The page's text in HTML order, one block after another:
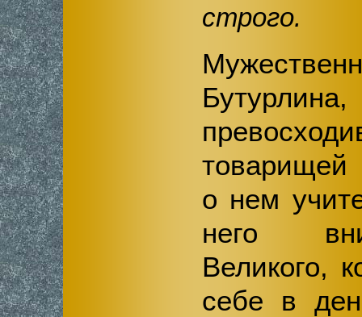
строго.
о нем
него
Великого,
себе в